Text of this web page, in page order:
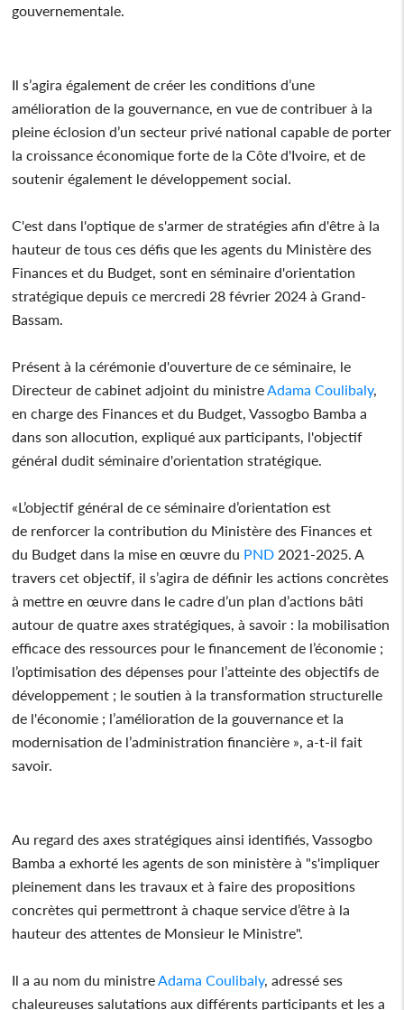
gouvernementale.
Il s’agira également de créer les conditions d’une
amélioration de la gouvernance, en vue de contribuer à la
pleine éclosion d’un secteur privé national capable de porter
la croissance économique forte de la Côte d'Ivoire, et de
soutenir également le développement social.
C'est dans l'optique de s'armer de stratégies afin d'être à la
hauteur de tous ces défis que les agents du Ministère des
Finances et du Budget, sont en séminaire d'orientation
stratégique depuis ce mercredi 28 février 2024 à Grand-
Bassam.
Présent à la cérémonie d'ouverture de ce séminaire, le
Directeur de cabinet adjoint du ministreAdama Coulibaly,
en charge des Finances et du Budget, Vassogbo Bamba a
dans son allocution, expliqué aux participants, l'objectif
général dudit séminaire d'orientation stratégique.
«L’objectif général de ce séminaire d’orientation est
de renforcer la contribution du Ministère des Finances et
du Budget dans la mise en œuvre du PND 2021-2025. A
travers cet objectif, il s’agira de définir les actions concrètes
à mettre en œuvre dans le cadre d’un plan d’actions bâti
autour de quatre axes stratégiques, à savoir : la mobilisation
efficace des ressources pour le financement de l’économie ;
l’optimisation des dépenses pour l’atteinte des objectifs de
développement ; le soutien à la transformation structurelle
de l'économie ; l’amélioration de la gouvernance et la
modernisation de l’administration financière », a-t-il fait
savoir.
Au regard des axes stratégiques ainsi identifiés, Vassogbo
Bamba a exhorté les agents de son ministère à "s'impliquer
pleinement dans les travaux et à faire des propositions
concrètes qui permettront à chaque service d’être à la
hauteur des attentes de Monsieur le Ministre".
Il a au nom du ministreAdama Coulibaly, adressé ses
chaleureuses salutations aux différents participants et les a